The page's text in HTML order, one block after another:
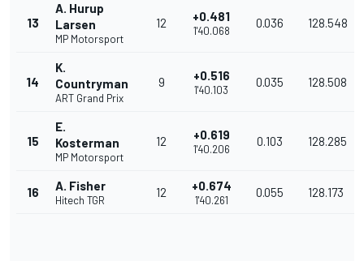
13
A. Hurup
Larsen
MP Motorsport
12 +0.481
1'40.068
0.036 128.548
14
K.
Countryman
ART Grand Prix
9 +0.516
1'40.103
0.035 128.508
15
E.
Kosterman
MP Motorsport
12 +0.619
1'40.206
0.103 128.285
16 A. Fisher
Hitech TGR
12 +0.674
1'40.261
0.055 128.173